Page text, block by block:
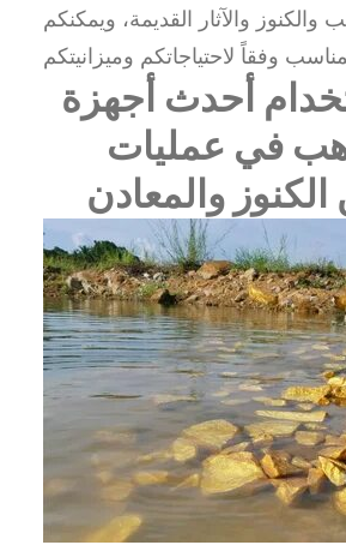
والآثار القديمة، ويمكنكم
أحدث أجهزة
في عمليات
والمعادن